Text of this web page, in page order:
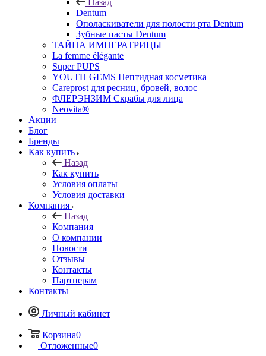
Назад
Dentum
Ополаскиватели для полости рта Dentum
Зубные пасты Dentum
ТАЙНА ИМПЕРАТРИЦЫ
La femme élégante
Super PUPS
YOUTH GEMS Пептидная косметика
Careprost для ресниц, бровей, волос
ФЛЕРЭНЗИМ Скрабы для лица
Neovita®
Акции
Блог
Бренды
Как купить
Назад
Как купить
Условия оплаты
Условия доставки
Компания
Назад
Компания
О компании
Новости
Отзывы
Контакты
Партнерам
Контакты
Личный кабинет
Корзина0
Отложенные0